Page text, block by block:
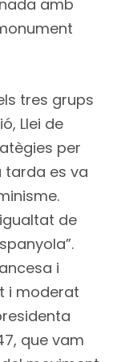
amb
tres grups
Llei de
per
tarda es va
de
i
i moderat
que vam